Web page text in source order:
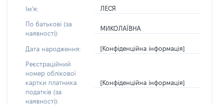
Імʼя: ЛЕСЯ
По батькові (за
наявності):
МИКОЛАЇВНА
Дата народження: [Конфіденційна інформація]
Реєстраційний
номер облікової
картки платника
податків (за
наявності):
[Конфіденційна інформація]